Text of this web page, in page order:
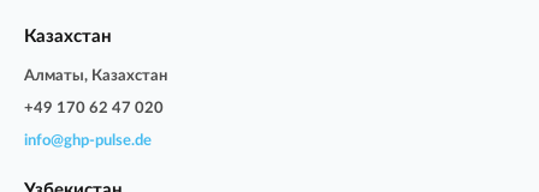
Казахстан
Алматы, Казахстан
+49 170 62 47 020
info@ghp-pulse.de